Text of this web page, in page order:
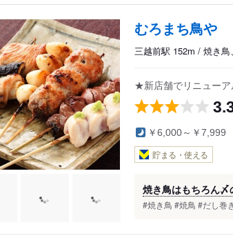
むろまち鳥や
三越前駅 152m / 焼き
★新店舗でリニュー
￥6,000～￥7,999
貯まる・使える
焼き鳥はもちろん
#焼き鳥 #焼鳥 #だし巻